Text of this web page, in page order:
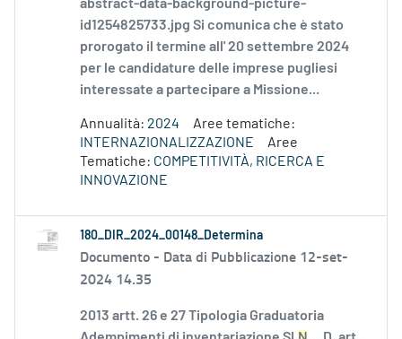
abstract-data-background-picture-
id1254825733.jpg Si comunica che è stato
prorogato il termine all' 20 settembre 2024
per le candidature delle imprese pugliesi
interessate a partecipare a Missione...
Annualità: 2024
Aree tematiche:
INTERNAZIONALIZZAZIONE
Aree
Tematiche: COMPETITIVITÀ, RICERCA E
INNOVAZIONE
180_DIR_2024_00148_Determina
Documento - Data di Pubblicazione 12-set-
2024 14.35
2013 artt. 26 e 27 Tipologia Graduatoria